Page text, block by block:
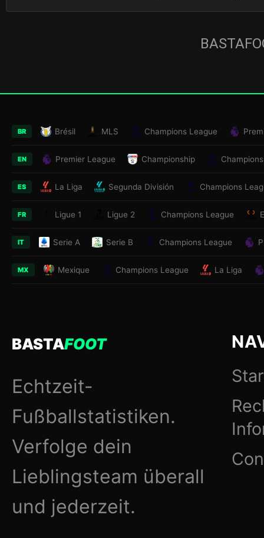
BR Brésil MLS Champions League
EN Premier League Championship
ES La Liga Segunda División Champions
FR Ligue 1 Ligue 2 Champions League
IT Serie A Serie B Champions League
MX Mexique Champions League La Liga
BASTAFOOT
Echtzeit-
Fußballstatistiken.
Verfolge dein
Lieblingsteam überall
und jederzeit.